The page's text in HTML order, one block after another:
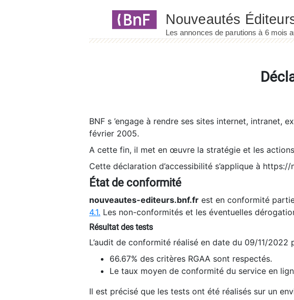
BNF s ’engage à rendre ses sites internet, intranet,
février 2005.
A cette fin, il met en œuvre la stratégie et les
Cette déclaration d’accessibilité s’applique à
État de conformité
nouveautes-editeurs.bnf.fr est en conformité
4.1. Les non-conformités et les éventuelles
Résultat des tests
L’audit de conformité réalisé en date du 09/11/2022
66.67% des critères RGAA sont respectés.
Le taux moyen de conformité du service en
Il est précisé que les tests ont été réalisés sur un